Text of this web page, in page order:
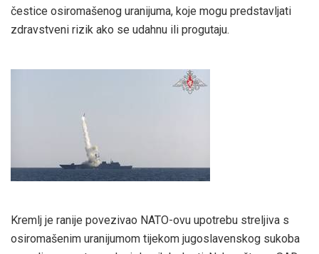
čestice osiromašenog uranijuma, koje mogu predstavljati
zdravstveni rizik ako se udahnu ili progutaju.
Kremlj je ranije povezivao NATO-ovu upotrebu streljiva s
osiromašenim uranijumom tijekom jugoslavenskog sukoba